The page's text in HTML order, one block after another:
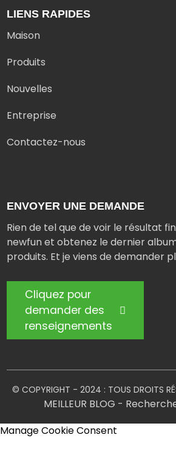
LIENS RAPIDES
Maison
Produits
Nouvelles
Entreprise
Contactez-nous
ENVOYER UNE DEMANDE
Rien de tel que de voir le résultat
newfun et obtenez le dernier
produits. Et je viens de demander
Cliquez pour
demander des
renseignements
© COPYRIGHT - 2024 : TOUS DROITS
MEILLEUR BLOG -
Manage Cookie Consent